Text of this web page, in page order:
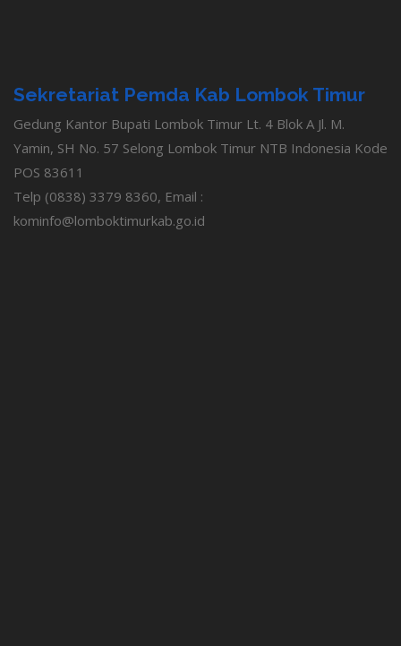
Sekretariat Pemda Kab Lombok Timur
Gedung Kantor Bupati Lombok Timur Lt. 4 Blok A Jl. M.
Yamin, SH No. 57 Selong Lombok Timur NTB Indonesia Kode
POS 83611
Telp (0838) 3379 8360, Email :
kominfo@lomboktimurkab.go.id